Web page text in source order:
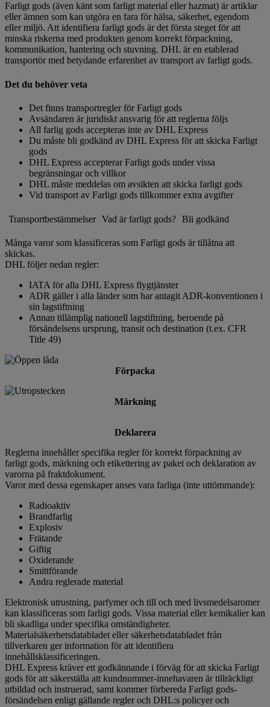
Farligt gods (även känt som farligt material eller hazmat) är artiklar
eller ämnen som kan utgöra en fara för hälsa, säkerhet, egendom
eller miljö. Att identifiera farligt gods är det första steget för att
minska riskerna med produkten genom korrekt förpackning,
kommunikation, hantering och stuvning. DHL är en etablerad
transportör med betydande erfarenhet av transport av farligt gods.
Det du behöver veta
Det finns transportregler för Farligt gods
Avsändaren är juridiskt ansvarig för att reglerna följs
All farlig gods accepteras inte av DHL Express
Du måste bli godkänd av DHL Express för att skicka Farligt
gods
DHL Express accepterar Farligt gods under vissa
begränsningar och villkor
DHL måste meddelas om avsikten att skicka farligt gods
Vid transport av Farligt gods tillkommer extra avgifter
Transportbestämmelser Vad är farligt gods? Bli godkänd
Många varor som klassificeras som Farligt gods är tillåtna att
skickas.
DHL följer nedan regler:
IATA för alla DHL Express flygtjänster
ADR gäller i alla länder som har antagit ADR-konventionen i
sin lagstiftning
Annan tillämplig nationell lagstiftning, beroende på
försändelsens ursprung, transit och destination (t.ex. CFR
Title 49)
Förpacka
Märkning
Deklarera
Reglerna innehåller specifika regler för korrekt förpackning av
farligt gods, märkning och etikettering av paket och deklaration av
varorna på fraktdokument.
Varor med dessa egenskaper anses vara farliga (inte uttömmande):
Radioaktiv
Brandfarlig
Explosiv
Frätande
Giftig
Oxiderande
Smittförande
Andra reglerade material
Elektronisk utrustning, parfymer och till och med livsmedelsaromer
kan klassificeras som farligt gods. Vissa material eller kemikalier kan
bli skadliga under specifika omständigheter.
Materialsäkerhetsdatabladet eller säkerhetsdatabladet från
tillverkaren ger information för att identifiera
innehållsklassificeringen.
DHL Express kräver ett godkännande i förväg för att skicka Farligt
gods för att säkerställa att kundnummer-innehavaren är tillräckligt
utbildad och instruerad, samt kommer förbereda Farligt gods-
försändelsen enligt gällande regler och DHL:s policyer och